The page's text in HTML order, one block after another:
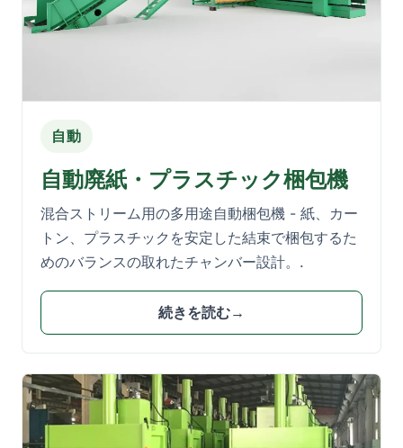
自動
自動廃紙・プラスチック梱包機
混合ストリーム用の多用途自動梱包機 - 紙、カー
トン、プラスチックを安定した結束で梱包するた
めのバランスの取れたチャンバー設計。.
続きを読む→